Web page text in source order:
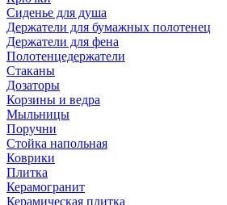
Сиденье для душа
Держатели для бумажных полотенец
Держатели для фена
Полотенцедержатели
Стаканы
Дозаторы
Корзины и ведра
Мыльницы
Поручни
Стойка напольная
Коврики
Плитка
Керамогранит
Керамическая плитка